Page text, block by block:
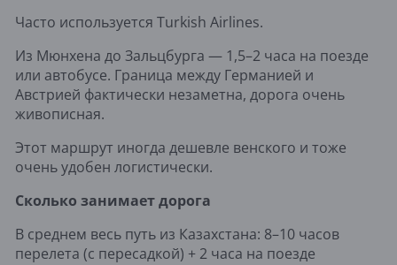
Часто используется Turkish Airlines.
Из Мюнхена до Зальцбурга — 1,5–2 часа на поезде
или автобусе. Граница между Германией и
Австрией фактически незаметна, дорога очень
живописная.
Этот маршрут иногда дешевле венского и тоже
очень удобен логистически.
Сколько занимает дорога
В среднем весь путь из Казахстана: 8–10 часов
перелета (с пересадкой) + 2 часа на поезде